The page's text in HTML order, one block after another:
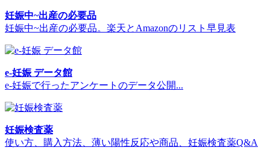
妊娠中~出産の必要品
妊娠中~出産の必要品。楽天とAmazonのリスト早見表
e-妊娠 データ館
e-妊娠で行ったアンケートのデータ公開...
妊娠検査薬
使い方、購入方法、薄い陽性反応や商品、妊娠検査薬Q&A